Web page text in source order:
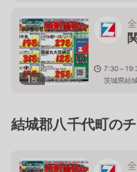
1枚
7:30～
茨城県結
結城郡八千代町の